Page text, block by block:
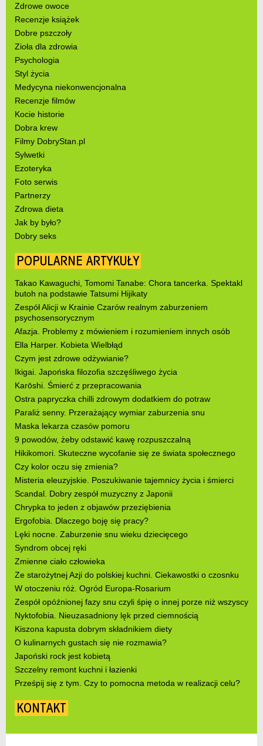
Zdrowe owoce
Recenzje książek
Dobre pszczoły
Zioła dla zdrowia
Psychologia
Styl życia
Medycyna niekonwencjonalna
Recenzje filmów
Kocie historie
Dobra krew
Filmy DobryStan.pl
Sylwetki
Ezoteryka
Foto serwis
Partnerzy
Zdrowa dieta
Jak by było?
Dobry seks
POPULARNE ARTYKUŁY
Takao Kawaguchi, Tomomi Tanabe: Chora tancerka. Spektakl
butoh na podstawie Tatsumi Hijikaty
Zespół Alicji w Krainie Czarów realnym zaburzeniem
psychosensorycznym
Afazja. Problemy z mówieniem i rozumieniem innych osób
Ella Harper. Kobieta Wielbłąd
Czym jest zdrowe odżywianie?
Ikigai. Japońska filozofia szczęśliwego życia
Karōshi. Śmierć z przepracowania
Ostra papryczka chilli zdrowym dodatkiem do potraw
Paraliż senny. Przerażający wymiar zaburzenia snu
Maska lekarza czasów pomoru
9 powodów, żeby odstawić kawę rozpuszczalną
Hikikomori. Skuteczne wycofanie się ze świata społecznego
Czy kolor oczu się zmienia?
Misteria eleuzyjskie. Poszukiwanie tajemnicy życia i śmierci
Scandal. Dobry zespół muzyczny z Japonii
Chrypka to jeden z objawów przeziębienia
Ergofobia. Dlaczego boję się pracy?
Lęki nocne. Zaburzenie snu wieku dziecięcego
Syndrom obcej ręki
Zmienne ciało człowieka
Ze starożytnej Azji do polskiej kuchni. Ciekawostki o czosnku
W otoczeniu róż. Ogród Europa-Rosarium
Zespół opóźnionej fazy snu czyli śpię o innej porze niż wszyscy
Nyktofobia. Nieuzasadniony lęk przed ciemnością
Kiszona kapusta dobrym składnikiem diety
O kulinarnych gustach się nie rozmawia?
Japoński rock jest kobietą
Szczelny remont kuchni i łazienki
Prześpij się z tym. Czy to pomocna metoda w realizacji celu?
KONTAKT